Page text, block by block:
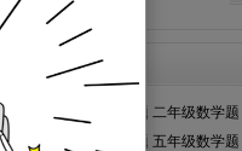
数学天天练
一年级数学题 二年级数学题
四年级数学题 五年级数学题